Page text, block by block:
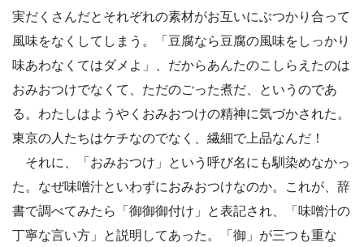
実だくさんだとそれぞれの素材がお互いにぶつかり合って
風味をなくしてしまう。「豆腐なら豆腐の風味をしっかり
味あわなくてはダメよ」、だからあんたのこしらえたのは
おみおつけでなくて、ただのごった煮だ、というのであ
る。わたしはようやくおみおつけの精神に気づかされた。
東京の人たちはケチなのでなく、繊細で上品なんだ！
それに、「おみおつけ」という呼び名にも馴染めなかっ
た。なぜ味噌汁といわずにおみおつけなのか。これが、辞
書で調べてみたら「御御御付け」と表記され、「味噌汁の
丁寧な言い方」と説明してあった。「御」が三つも重な